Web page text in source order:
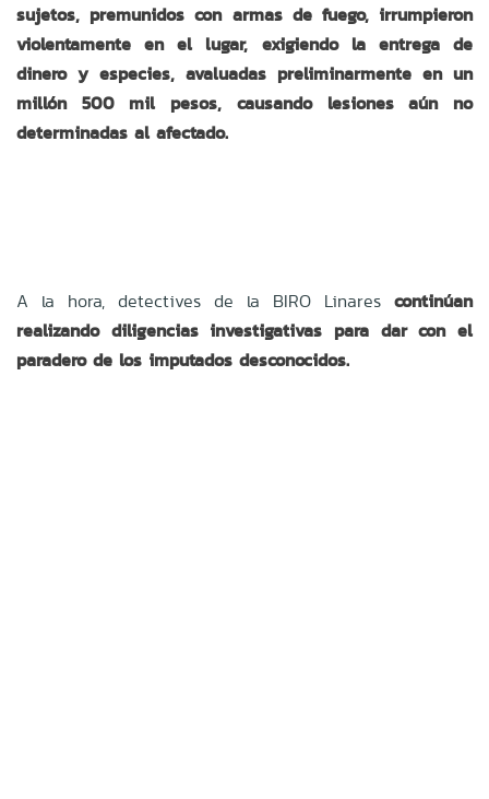
sujetos, premunidos con armas de fuego, irrumpieron
violentamente en el lugar, exigiendo la entrega de
dinero y especies, avaluadas preliminarmente en un
millón 500 mil pesos, causando lesiones aún no
determinadas al afectado.
A la hora, detectives de la BIRO Linares continúan
realizando diligencias investigativas para dar con el
paradero de los imputados desconocidos.